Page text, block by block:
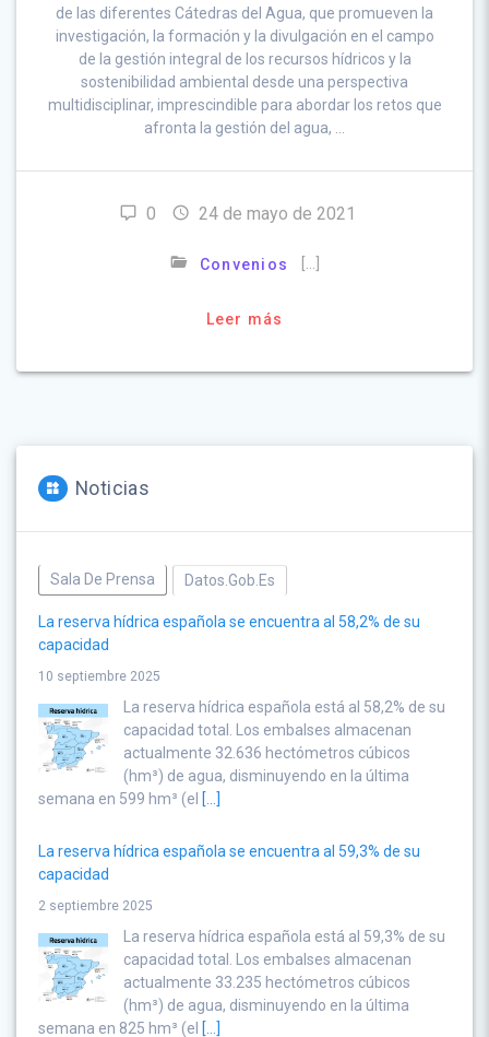
de las diferentes Cátedras del Agua, que promueven la
investigación, la formación y la divulgación en el campo
de la gestión integral de los recursos hídricos y la
sostenibilidad ambiental desde una perspectiva
multidisciplinar, imprescindible para abordar los retos que
afronta la gestión del agua, …
0 24 de mayo de 2021
Convenios […]
Leer más
Noticias
Sala De Prensa Datos.gob.es
La reserva hídrica española se encuentra al 58,2% de su
capacidad
10 septiembre 2025
La reserva hídrica española está al 58,2% de su
capacidad total. Los embalses almacenan
actualmente 32.636 hectómetros cúbicos
(hm³) de agua, disminuyendo en la última
semana en 599 hm³ (el [...]
La reserva hídrica española se encuentra al 59,3% de su
capacidad
2 septiembre 2025
La reserva hídrica española está al 59,3% de su
capacidad total. Los embalses almacenan
actualmente 33.235 hectómetros cúbicos
(hm³) de agua, disminuyendo en la última
semana en 825 hm³ (el [...]